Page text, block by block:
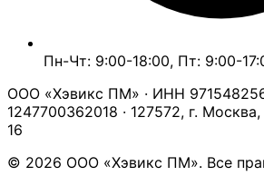
Пн-Чт: 9:00-18:00, Пт: 9:00-
ООО «Хэвикс ПМ» · ИНН
1247700362018 · 127572, г. Москва,
16
© 2026 ООО «Хэвикс ПМ». Все